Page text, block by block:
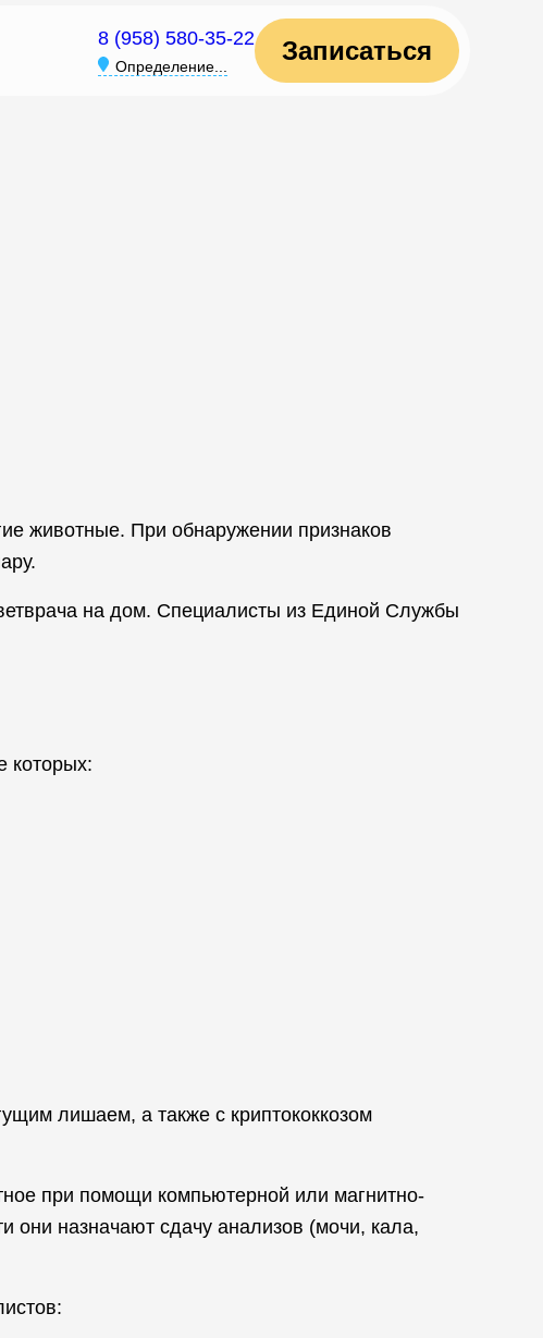
8 (958) 580-35-22
Определение...
Записаться
животные. При обнаружении признаков
на дом. Специалисты из Единой Службы
которых:
лишаем, а также с криптококкозом
при помощи компьютерной или магнитно-
они назначают сдачу анализов (мочи, кала,